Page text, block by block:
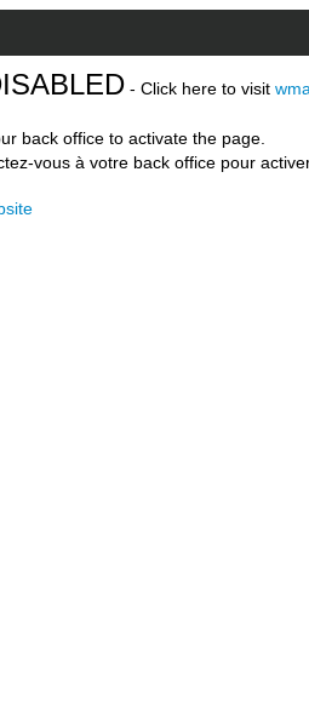
- Click here to visit
back office to activate the page.
vous à votre back office pour